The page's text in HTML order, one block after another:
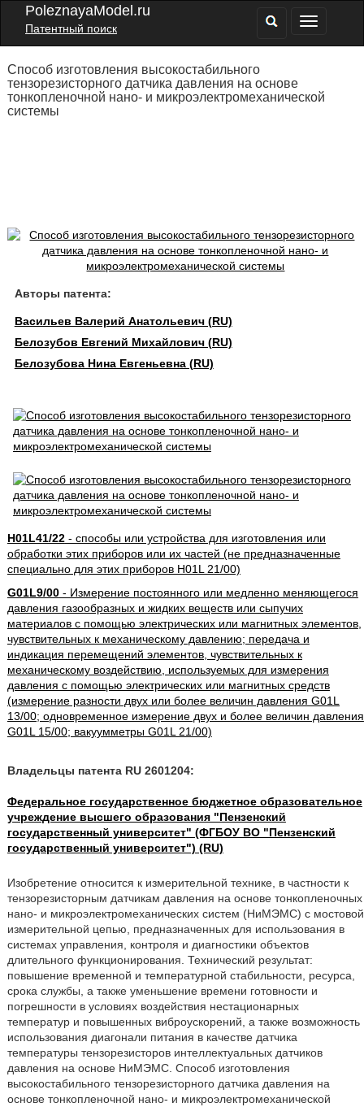
PoleznayaModel.ru
Патентный поиск
Способ изготовления высокостабильного
тензорезисторного датчика давления на основе
тонкопленочной нано- и микроэлектромеханической
системы
Авторы патента:
Васильев Валерий Анатольевич (RU)
Белозубов Евгений Михайлович (RU)
Белозубова Нина Евгеньевна (RU)
H01L41/22- способы или устройства для изготовления или
обработки этих приборов или их частей (не предназначенные
специально для этих приборов H01L 21/00)
G01L9/00- Измерение постоянного или медленно меняющегося
давления газообразных и жидких веществ или сыпучих
материалов с помощью электрических или магнитных элементов,
чувствительных к механическому давлению; передача и
индикация перемещений элементов, чувствительных к
механическому воздействию, используемых для измерения
давления с помощью электрических или магнитных средств
(измерение разности двух или более величин давления G01L
13/00; одновременное измерение двух и более величин давления
G01L 15/00; вакуумметры G01L 21/00)
Владельцы патента RU 2601204:
Федеральное государственное бюджетное образовательное
учреждение высшего образования "Пензенский
государственный университет" (ФГБОУ ВО "Пензенский
государственный университет") (RU)
Изобретение относится к измерительной технике, в частности к
тензорезисторным датчикам давления на основе тонкопленочных
нано- и микроэлектромеханических систем (НиМЭМС) с мостовой
измерительной цепью, предназначенных для использования в
системах управления, контроля и диагностики объектов
длительного функционирования. Технический результат:
повышение временной и температурной стабильности, ресурса,
срока службы, а также уменьшение времени готовности и
погрешности в условиях воздействия нестационарных
температур и повышенных виброускорений, а также возможность
использования диагонали питания в качестве датчика
температуры тензорезисторов интеллектуальных датчиков
давления на основе НиМЭМС. Способ изготовления
высокостабильного тензорезисторного датчика давления на
основе тонкопленочной нано- и микроэлектромеханической